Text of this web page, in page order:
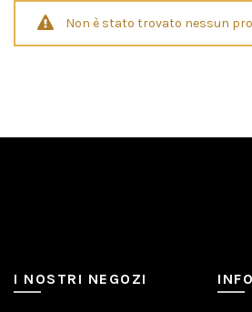
Non è stato trovato nessun
I NOSTRI NEGOZI